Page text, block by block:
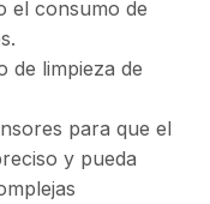
el consumo de
de limpieza de
para que el
y pueda